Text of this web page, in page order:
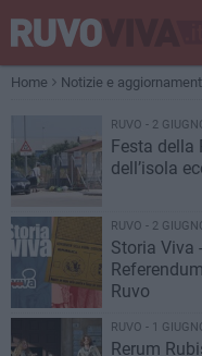
Home Notizie e
RUVO - 2
Festa della
dell’isola
RUVO - 2
Storia Viva
Ruvo
RUVO - 1
Rerum